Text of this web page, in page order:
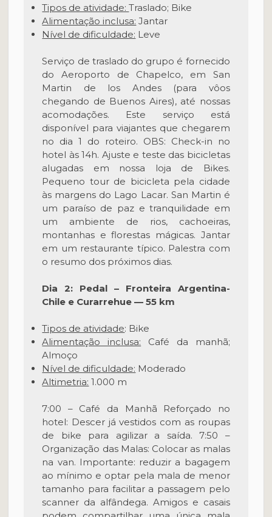
Tipos de atividade:Traslado; Bike
Alimentação inclusa: Jantar
Nível de dificuldade: Leve
Serviço de traslado do grupo é fornecido
do Aeroporto de Chapelco, em San
Martin de los Andes (para vôos
chegando de Buenos Aires), até nossas
acomodações. Este serviço está
disponível para viajantes que chegarem
no dia 1 do roteiro. OBS: Check-in no
hotel às 14h. Ajuste e teste das bicicletas
alugadas em nossa loja de Bikes.
Pequeno tour de bicicleta pela cidade
às margens do Lago Lacar. San Martin é
um paraíso de paz e tranquilidade em
um ambiente de rios, cachoeiras,
montanhas e florestas mágicas. Jantar
em um restaurante típico. Palestra com
o resumo dos próximos dias.
Dia 2: Pedal – Fronteira Argentina-
Chile e Curarrehue — 55 km
Tipos de atividade: Bike
Alimentação inclusa: Café da manhã;
Almoço
Nível de dificuldade: Moderado
Altimetria: 1.000 m
7:00 – Café da Manhã Reforçado no
hotel: Descer já vestidos com as roupas
de bike para agilizar a saída. 7:50 –
Organização das Malas: Colocar as malas
na van. Importante: reduzir a bagagem
ao mínimo e optar pela mala de menor
tamanho para facilitar a passagem pelo
scanner da alfândega. Amigos e casais